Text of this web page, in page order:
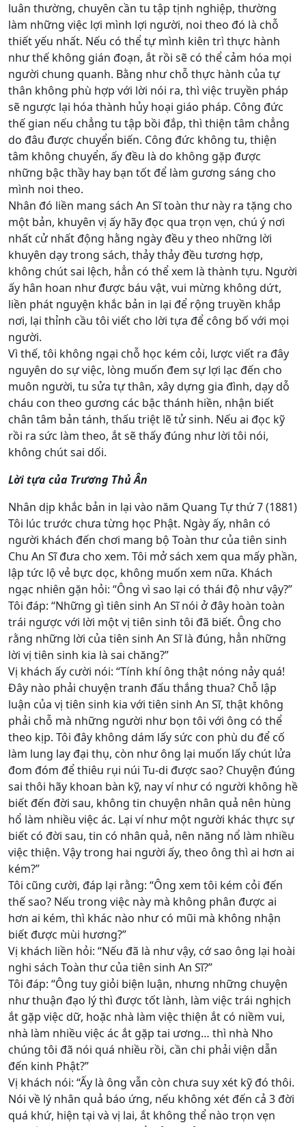
luân thường, chuyên cần tu tập tịnh nghiệp, thường
làm những việc lợi mình lợi người, noi theo đó là chỗ
thiết yếu nhất. Nếu có thể tự mình kiên trì thực hành
như thế không gián đoạn, ắt rồi sẽ có thể cảm hóa mọi
người chung quanh. Bằng như chỗ thực hành của tự
thân không phù hợp với lời nói ra, thì việc truyền pháp
sẽ ngược lại hóa thành hủy hoại giáo pháp. Công đức
thế gian nếu chẳng tu tập bồi đắp, thì thiện tâm chẳng
do đâu được chuyển biến. Công đức không tu, thiện
tâm không chuyển, ấy đều là do không gặp được
những bậc thầy hay bạn tốt để làm gương sáng cho
mình noi theo.
Nhân đó liền mang sách An Sĩ toàn thư này ra tặng cho
một bản, khuyên vị ấy hãy đọc qua trọn vẹn, chú ý nơi
nhất cử nhất động hằng ngày đều y theo những lời
khuyên dạy trong sách, thảy thảy đều tương hợp,
không chút sai lệch, hẳn có thể xem là thành tựu. Người
ấy hân hoan như được báu vật, vui mừng không dứt,
liền phát nguyện khắc bản in lại để rộng truyền khắp
nơi, lại thỉnh cầu tôi viết cho lời tựa để công bố với mọi
người.
Vì thế, tôi không ngại chỗ học kém cỏi, lược viết ra đây
nguyên do sự việc, lòng muốn đem sự lợi lạc đến cho
muôn người, tu sửa tự thân, xây dựng gia đình, dạy dỗ
cháu con theo gương các bậc thánh hiền, nhận biết
chân tâm bản tánh, thấu triệt lẽ tử sinh. Nếu ai đọc kỹ
rồi ra sức làm theo, ắt sẽ thấy đúng như lời tôi nói,
không chút sai dối.
Lời tựa của Trương Thủ Ân
Nhân dịp khắc bản in lại vào năm Quang Tự thứ 7 (1881)
Tôi lúc trước chưa từng học Phật. Ngày ấy, nhân có
người khách đến chơi mang bộ Toàn thư của tiên sinh
Chu An Sĩ đưa cho xem. Tôi mở sách xem qua mấy phần,
lập tức lộ vẻ bực dọc, không muốn xem nữa. Khách
ngạc nhiên gặn hỏi: “Ông vì sao lại có thái độ như vậy?”
Tôi đáp: “Những gì tiên sinh An Sĩ nói ở đây hoàn toàn
trái ngược với lời một vị tiên sinh tôi đã biết. Ông cho
rằng những lời của tiên sinh An Sĩ là đúng, hẳn những
lời vị tiên sinh kia là sai chăng?”
Vị khách ấy cười nói: “Tính khí ông thật nóng nảy quá!
Đây nào phải chuyện tranh đấu thắng thua? Chỗ lập
luận của vị tiên sinh kia với tiên sinh An Sĩ, thật không
phải chỗ mà những người như bọn tôi với ông có thể
theo kịp. Tôi đây không dám lấy sức con phù du để cố
làm lung lay đại thụ, còn như ông lại muốn lấy chút lửa
đom đóm để thiêu rụi núi Tu-di được sao? Chuyện đúng
sai thôi hãy khoan bàn kỹ, nay ví như có người không hề
biết đến đời sau, không tin chuyện nhân quả nên hùng
hổ làm nhiều việc ác. Lại ví như một người khác thực sự
biết có đời sau, tin có nhân quả, nên năng nổ làm nhiều
việc thiện. Vậy trong hai người ấy, theo ông thì ai hơn ai
kém?”
Tôi cũng cười, đáp lại rằng: “Ông xem tôi kém cỏi đến
thế sao? Nếu trong việc này mà không phân được ai
hơn ai kém, thì khác nào như có mũi mà không nhận
biết được mùi hương?”
Vị khách liền hỏi: “Nếu đã là như vậy, cớ sao ông lại hoài
nghi sách Toàn thư của tiên sinh An Sĩ?”
Tôi đáp: “Ông tuy giỏi biện luận, nhưng những chuyện
như thuận đạo lý thì được tốt lành, làm việc trái nghịch
ắt gặp việc dữ, hoặc nhà làm việc thiện ắt có niềm vui,
nhà làm nhiều việc ác ắt gặp tai ương… thì nhà Nho
chúng tôi đã nói quá nhiều rồi, cần chi phải viện dẫn
đến kinh Phật?”
Vị khách nói: “Ấy là ông vẫn còn chưa suy xét kỹ đó thôi.
Nói về lý nhân quả báo ứng, nếu không xét đến cả 3 đời
quá khứ, hiện tại và vị lai, ắt không thể nào trọn vẹn